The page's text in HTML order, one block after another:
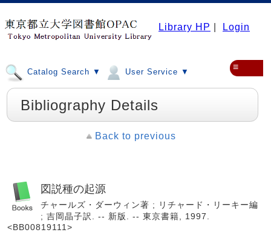
Library HP Login
Catalog Search ▼ User Service ▼ ≡
Bibliography Details
Back to previous
図説種の起源
チャールズ・ダーウィン著 ; リチャード・リーキー編
; 吉岡晶子訳. -- 新版. -- 東京書籍, 1997.
<BB00819111>